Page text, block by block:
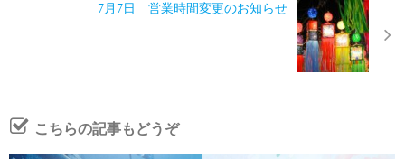
7月7日 営業時間変更のお知らせ
こちらの記事もどうぞ